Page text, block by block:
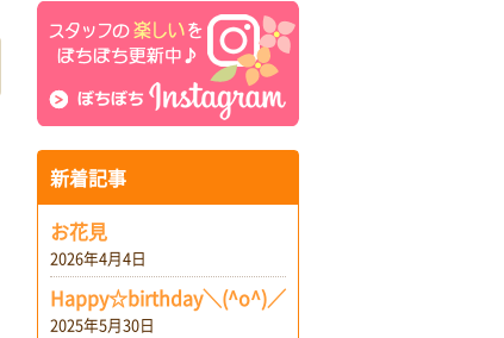
新着記事
お花見
2026年4月4日
Happy☆birthday＼(^o^)／
2025年5月30日